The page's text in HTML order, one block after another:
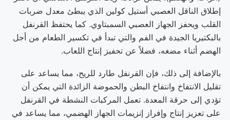
إطلاق الناقل العصبي أستيل كولين الذي يبطئ معدل ضربات
القلب ويحفز الجهاز العصبي السمبتاوي. كما يحتفظ القرنفل
بالبكتيريا الجيدة في الفم والتي تبدأ في تكسير الطعام من أجل
الهضم أثناء مضغه، فضلاً عن تحفيز إنتاج اللعاب.
بالإضافة إلى ذلك، فإن القرنفل طارد للريح، مما يساعد على
تقليل الانتفاخ وانتفاخ البطن والحموضة الزائدة التي يمكن أن
تؤدي إلى حرقة المعدة. تعمل المركبات النشطة في القرنفل
على تعزيز إنتاج وإفراز إنزيمات الجهاز الهضمي، مما يساعد في